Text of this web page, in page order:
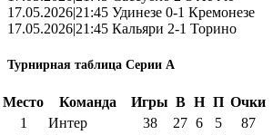
17.05.2026|21:45 Удинезе 0-1 Кремонезе
17.05.2026|21:45 Кальяри 2-1 Торино
Турнирная таблица Серии А
Место Команда Игры В Н П Очки
1
Интер 38 27 6 5
87